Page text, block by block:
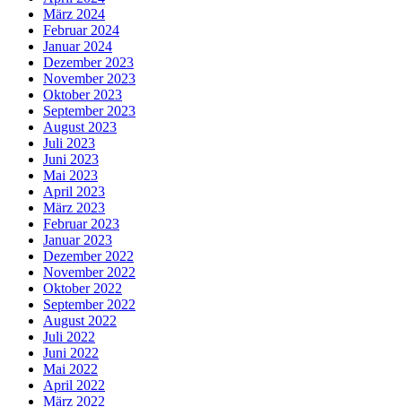
März 2024
Februar 2024
Januar 2024
Dezember 2023
November 2023
Oktober 2023
September 2023
August 2023
Juli 2023
Juni 2023
Mai 2023
April 2023
März 2023
Februar 2023
Januar 2023
Dezember 2022
November 2022
Oktober 2022
September 2022
August 2022
Juli 2022
Juni 2022
Mai 2022
April 2022
März 2022